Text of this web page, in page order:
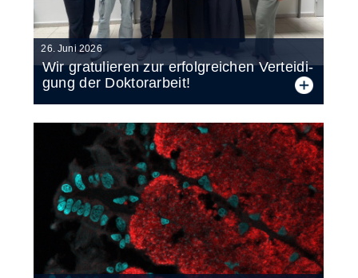
26. Juni 2026
Wir gra­tu­lie­ren zur er­folg­rei­chen Ver­tei­di­
gung der Dok­tor­ar­beit!